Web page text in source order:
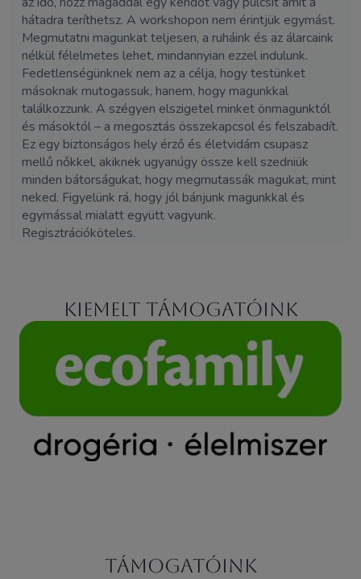
hátadra teríthetsz. A workshopon nem érintjük egymást.
Megmutatni magunkat teljesen, a ruháink és az álarcaink
nélkül félelmetes lehet, mindannyian ezzel indulunk.
Fedetlenségünknek nem az a célja, hogy testünket
másoknak mutogassuk, hanem, hogy magunkkal
találkozzunk. A szégyen elszigetel minket önmagunktól
és másoktól – a megosztás összekapcsol és felszabadít.
Ez egy biztonságos hely érző és életvidám csupasz
mellű nőkkel, akiknek ugyanúgy össze kell szedniük
minden bátorságukat, hogy megmutassák magukat, mint
neked. Figyelünk rá, hogy jól bánjunk magunkkal és
egymással mialatt együtt vagyunk.
Regisztrációköteles.
Kiemelt támogatóink
Támogatóink